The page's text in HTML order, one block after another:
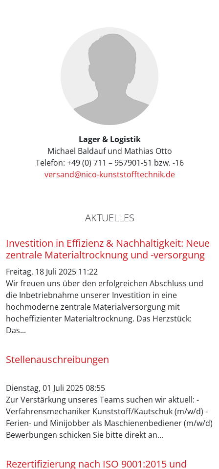
Lager & Logistik
Michael Baldauf und Mathias Otto
Telefon: +49 (0) 711 – 957901-51 bzw. -16
versand@nico-kunststofftechnik.de
AKTUELLES
Investition in Effizienz & Nachhaltigkeit: Neue
zentrale Materialtrocknung und -versorgung
Freitag, 18 Juli 2025 11:22
Wir freuen uns über den erfolgreichen Abschluss und
die Inbetriebnahme unserer Investition in eine
hochmoderne zentrale Materialversorgung mit
hocheffizienter Materialtrocknung. Das Herzstück:
Das...
Stellenauschreibungen
Dienstag, 01 Juli 2025 08:55
Zur Verstärkung unseres Teams suchen wir aktuell: -
Verfahrensmechaniker Kunststoff/Kautschuk (m/w/d) -
Ferien- und Minijobber als Maschienenbediener (m/w/d)
Bewerbungen schicken Sie bitte direkt an...
Rezertifizierung nach ISO 9001:2015 und